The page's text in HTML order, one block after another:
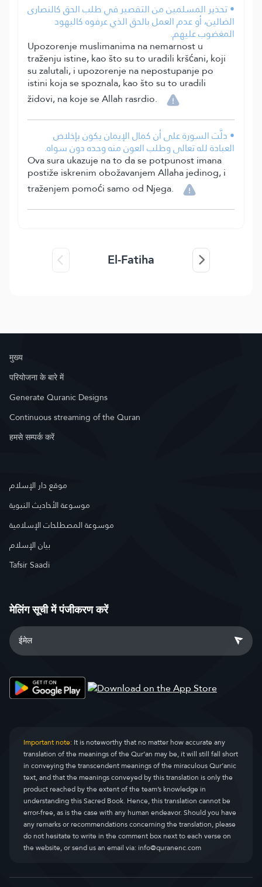
• تحذير المسلمين من التقصير في طلب الحق كالنصارى
الضالين، أو عدم العمل بالحق الذي عرفوه كاليهود
المغضوب عليهم.
Upozorenje muslimanima na nemarnost u
traženju istine, kao što su to uradili kršćani, koji
su zalutali, i upozorenje na nepostupanje po
istini koja se spoznala, kao što su to uradili
židovi, na koje se Allah rasrdio.
• دلَّت السورة على أن كمال الإيمان يكون بإخلاص
العبادة لله تعالى وطلب العون منه وحده دون سواه.
Ova sura ukazuje na to da se potpunost imana
postiže iskrenim obožavanjem Allaha jedinog, i
traženjem pomoći samo od Njega.
El-Fatiha
मुख्य
परियोजना के बारे में
Generate Quranic Designs
Continuous streaming of the Quran
हमसे सम्पर्क करें
موقع دار الإسلام
موسوعة الأحاديث النبوية
موسوعة المصطلحات الإسلامية
بيان الإسلام
Tafsir Saadi
मेलिंग सूची में पंजीकरण करें
Important note:It is noteworthy that no matter how accurate any
translation of the meanings of the Qur’an may be, it will still fall short
in conveying the transcendent meanings of the miraculous Qur’anic
text, and that the meanings conveyed by this translation is only the
product reached by the extent of the team’s knowledge in
understanding this Sacred Book. Hence, this translation cannot be
error-free, as is the case with any human endeavor. Should you have
any remarks or recommendations concerning the translation, please
do not hesitate to write in the comment box next to each verse on
the website, or send us an email via:info@quranenc.com